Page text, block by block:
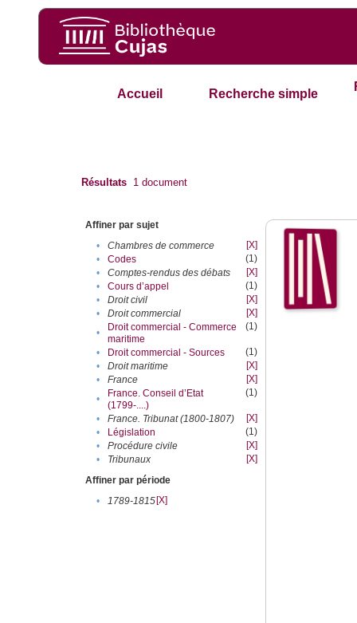
Accueil Recherche simple
Résultats 1 document
Affiner par sujet
•
Chambres de commerce
[X]
•
Codes
(1)
•
Comptes-rendus des débats
[X]
•
Cours d’appel
(1)
•
Droit civil
[X]
•
Droit commercial
[X]
•
Droit commercial - Commerce
maritime
(1)
• Droit commercial - Sources
(1)
•
Droit maritime
[X]
•
France
[X]
•
France. Conseil d’Etat
(1799-....)
(1)
• France. Tribunat (1800-1807)
[X]
•
Législation
(1)
•
Procédure civile
[X]
•
Tribunaux
[X]
Affiner par période
•
1789-1815[X]